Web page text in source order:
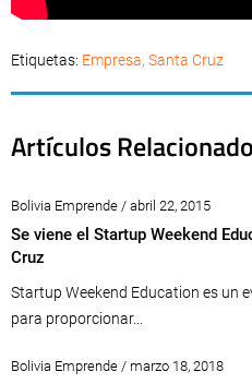
Etiquetas: Empresa, Santa Cruz
Artículos
Bolivia Emprende / abril 22, 2015
Se viene el Startup Weekend
Cruz
Startup Weekend Education es un
para proporcionar...
Bolivia Emprende / marzo 18, 2018